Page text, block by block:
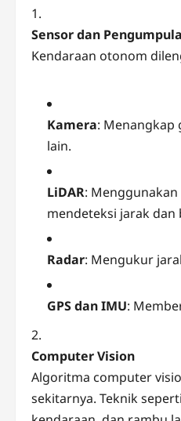
Sensor dan
Kendaraan otonom
Kamera: Menangkap
lain.
LiDAR:
mendeteksi jarak dan
Radar: Mengukur
GPS dan IMU:
Computer Vision
Algoritma computer
sekitarnya. Teknik